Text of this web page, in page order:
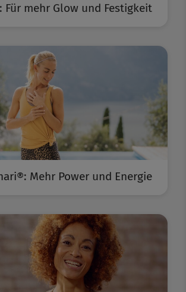
Für mehr Glow und Festigkeit
Mehr Power und Energie